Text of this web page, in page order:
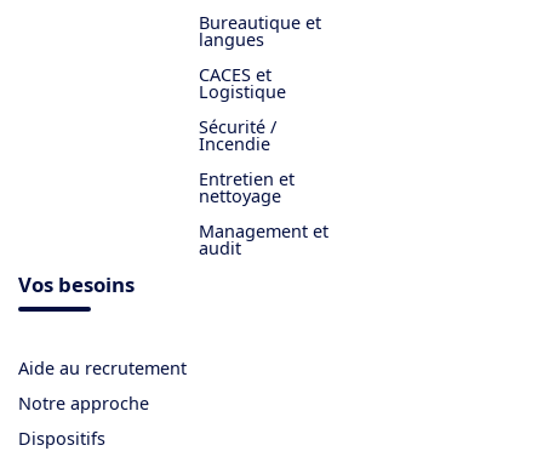
Bureautique et
langues
CACES et
Logistique
Sécurité /
Incendie
Entretien et
nettoyage
Management et
audit
Vos besoins
Aide au recrutement
Notre approche
Dispositifs